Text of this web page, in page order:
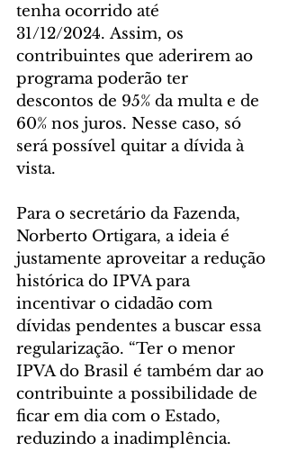
tenha ocorrido até
31/12/2024. Assim, os
contribuintes que aderirem ao
programa poderão ter
descontos de 95% da multa e de
60% nos juros. Nesse caso, só
será possível quitar a dívida à
vista.
Para o secretário da Fazenda,
Norberto Ortigara, a ideia é
justamente aproveitar a redução
histórica do IPVA para
incentivar o cidadão com
dívidas pendentes a buscar essa
regularização. “Ter o menor
IPVA do Brasil é também dar ao
contribuinte a possibilidade de
ficar em dia com o Estado,
reduzindo a inadimplência.